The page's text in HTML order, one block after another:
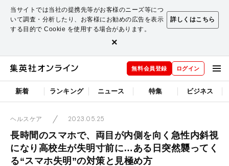
当サイトでは当社の提携先等がお客様のニーズ等につ
いて調査・分析したり、お客様にお勧めの広告を表示
する目的で Cookie を使用する場合があります。
詳しくはこちら
×
無料会員登録 ログイン
新着 ランキング ニュース 特集 ビジネス
ヘルスケア 2023.05.25
長時間のスマホで、両目が内側を向く急性内斜視
になり高校生が失明寸前に…ある日突然襲ってく
る“スマホ失明”の対策と見極め方